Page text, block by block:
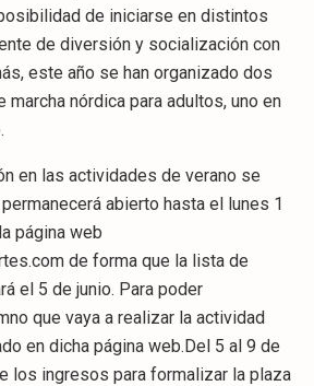
de iniciarse en distintos
de diversión y socialización con
este año se han organizado dos
nórdica para adultos, uno en
en las actividades de verano se
abierto hasta el lunes 1
página web
de forma que la lista de
el 5 de junio. Para poder
que vaya a realizar la actividad
en dicha página web.Del 5 al 9 de
los ingresos para formalizar la plaza